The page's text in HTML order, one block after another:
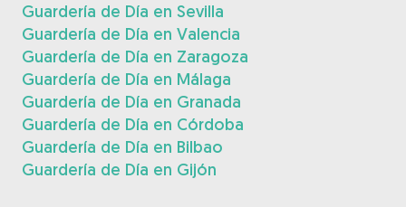
Guardería de Día en Sevilla
Guardería de Día en Valencia
Guardería de Día en Zaragoza
Guardería de Día en Málaga
Guardería de Día en Granada
Guardería de Día en Córdoba
Guardería de Día en Bilbao
Guardería de Día en Gijón